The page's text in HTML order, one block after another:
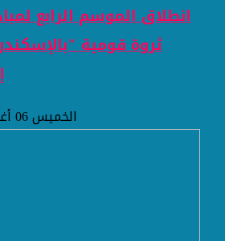
انطلاق الموسم الرابع
ثروة قومية
الخميس 06 أغسطس 2026 02:42 مساءً